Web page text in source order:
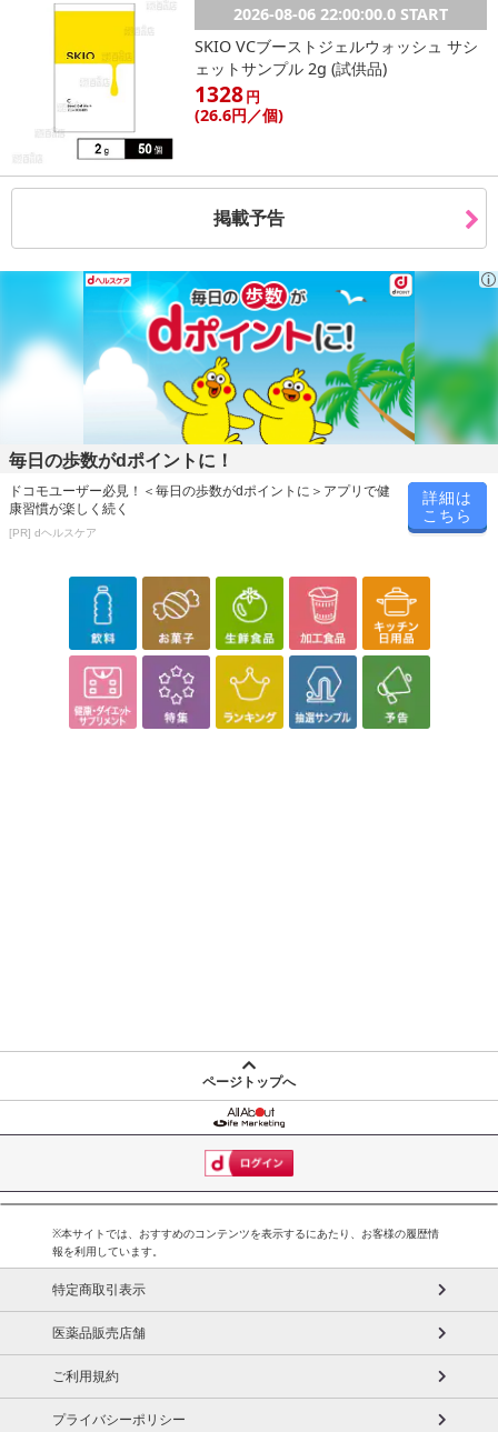
2026-08-06 22:00:00.0 START
SKIO VCブーストジェルウォッシュ サシ
ェットサンプル 2g (試供品)
1328円
(26.6円／個)
掲載予告
毎日の歩数がdポイントに！
ドコモユーザー必見！＜毎日の歩数がdポイントに＞アプリで健
康習慣が楽しく続く
[PR] dヘルスケア
詳細は
こちら
ページトップへ
※本サイトでは、おすすめのコンテンツを表示するにあたり、お客様の履歴情
報を利用しています。
特定商取引表示
医薬品販売店舗
ご利用規約
プライバシーポリシー